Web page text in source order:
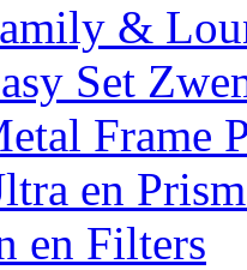
&
Set
Frame
en
en Filters